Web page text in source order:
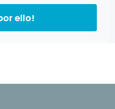
del
o de otros
con el interés
de que estas
ello!